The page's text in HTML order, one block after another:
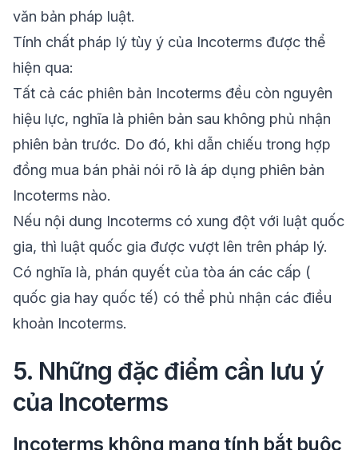
văn bản pháp luật.
Tính chất pháp lý tùy ý của Incoterms được thể
hiện qua:
Tất cả các phiên bản Incoterms đều còn nguyên
hiệu lực, nghĩa là phiên bản sau không phủ nhận
phiên bản trước. Do đó, khi dẫn chiếu trong hợp
đồng mua bán phải nói rõ là áp dụng phiên bản
Incoterms nào.
Nếu nội dung Incoterms có xung đột với luật quốc
gia, thì luật quốc gia được vượt lên trên pháp lý.
Có nghĩa là, phán quyết của tòa án các cấp (
quốc gia hay quốc tế) có thể phủ nhận các điều
khoản Incoterms.
5. Những đặc điểm cần lưu ý
của Incoterms
Incoterms không mang tính bắt buộc